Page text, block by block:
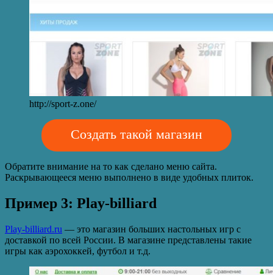
http://sport-z.one/
Создать такой магазин
Обратите внимание на то как сделано меню сайта.
Раскрывающееся меню выполнено в виде удобных плиток.
Пример 3: Play-billiard
Play-billiard.ru — это магазин больших настольных игр с
доставкой по всей России. В магазине представлены такие
игры как аэрохоккей, футбол и т.д.